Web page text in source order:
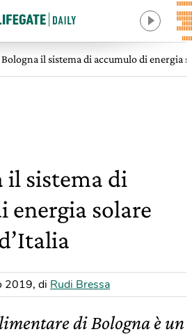
Bologna il sistema di accumulo di energia
il sistema di
energia solare
2019, di Rudi Bressa
di Bologna è un